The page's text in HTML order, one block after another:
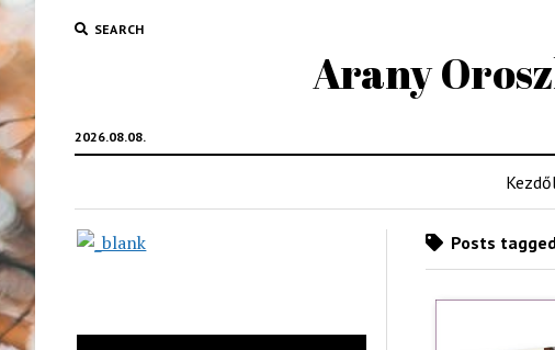
SEARCH
Arany
2026.08.08.
Posts